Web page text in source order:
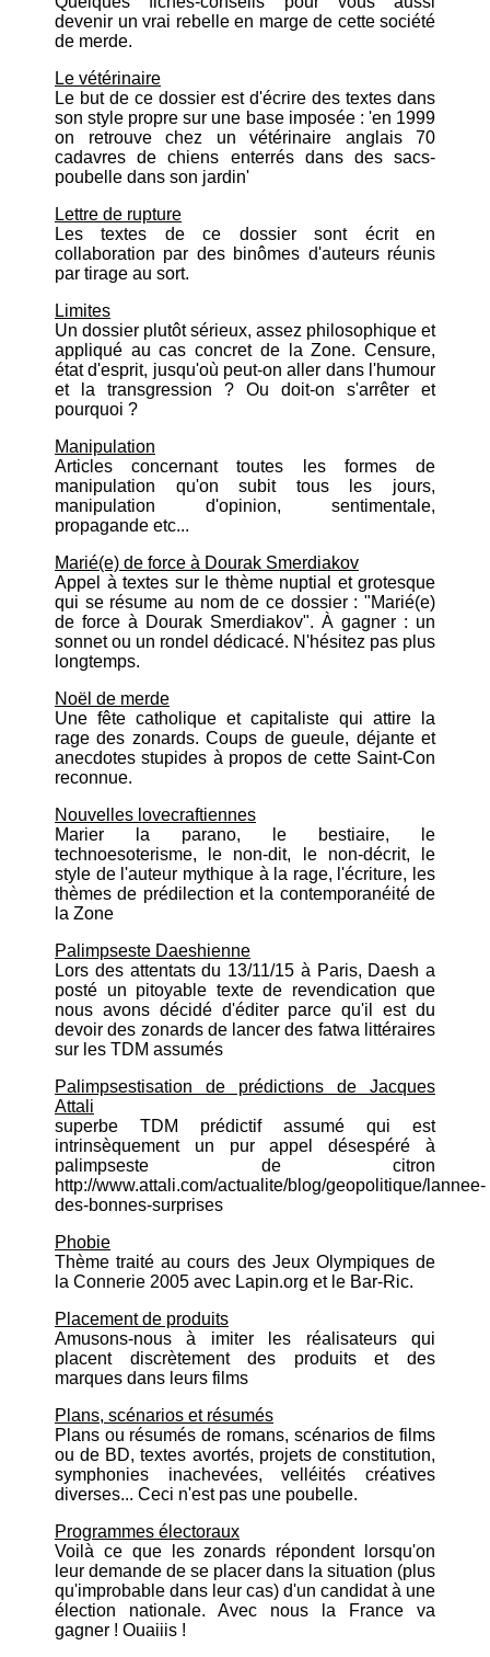
devenir un vrai rebelle en marge de cette société
de merde.
Le vétérinaire
Le but de ce dossier est d'écrire des textes dans
son style propre sur une base imposée : 'en 1999
on retrouve chez un vétérinaire anglais 70
cadavres de chiens enterrés dans des sacs-
poubelle dans son jardin'
Lettre de rupture
Les textes de ce dossier sont écrit en
collaboration par des binômes d'auteurs réunis
par tirage au sort.
Limites
Un dossier plutôt sérieux, assez philosophique et
appliqué au cas concret de la Zone. Censure,
état d'esprit, jusqu'où peut-on aller dans l'humour
et la transgression ? Ou doit-on s'arrêter et
pourquoi ?
Manipulation
Articles concernant toutes les formes de
manipulation qu'on subit tous les jours,
manipulation d'opinion, sentimentale,
propagande etc...
Marié(e) de force à Dourak Smerdiakov
Appel à textes sur le thème nuptial et grotesque
qui se résume au nom de ce dossier : "Marié(e)
de force à Dourak Smerdiakov". À gagner : un
sonnet ou un rondel dédicacé. N'hésitez pas plus
longtemps.
Noël de merde
Une fête catholique et capitaliste qui attire la
rage des zonards. Coups de gueule, déjante et
anecdotes stupides à propos de cette Saint-Con
reconnue.
Nouvelles lovecraftiennes
Marier la parano, le bestiaire, le
technoesoterisme, le non-dit, le non-décrit, le
style de l'auteur mythique à la rage, l'écriture, les
thèmes de prédilection et la contemporanéité de
la Zone
Palimpseste Daeshienne
Lors des attentats du 13/11/15 à Paris, Daesh a
posté un pitoyable texte de revendication que
nous avons décidé d'éditer parce qu'il est du
devoir des zonards de lancer des fatwa littéraires
sur les TDM assumés
Palimpsestisation de prédictions de Jacques
Attali
superbe TDM prédictif assumé qui est
intrinsèquement un pur appel désespéré à
palimpseste de citron
http://www.attali.com/actualite/blog/geopolitique/lannee-
des-bonnes-surprises
Phobie
Thème traité au cours des Jeux Olympiques de
la Connerie 2005 avec Lapin.org et le Bar-Ric.
Placement de produits
Amusons-nous à imiter les réalisateurs qui
placent discrètement des produits et des
marques dans leurs films
Plans, scénarios et résumés
Plans ou résumés de romans, scénarios de films
ou de BD, textes avortés, projets de constitution,
symphonies inachevées, velléités créatives
diverses... Ceci n'est pas une poubelle.
Programmes électoraux
Voilà ce que les zonards répondent lorsqu'on
leur demande de se placer dans la situation (plus
qu'improbable dans leur cas) d'un candidat à une
élection nationale. Avec nous la France va
gagner ! Ouaiiis !